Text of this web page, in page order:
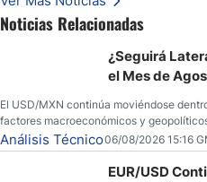
Noticias Relacionadas
¿Seguirá
el Mes de
El USD/MXN continúa moviéndose
factores macroeconómicos y
dominado al mercado en las últimas
Análisis Técnico06/08/2026 15:16
EUR/USD